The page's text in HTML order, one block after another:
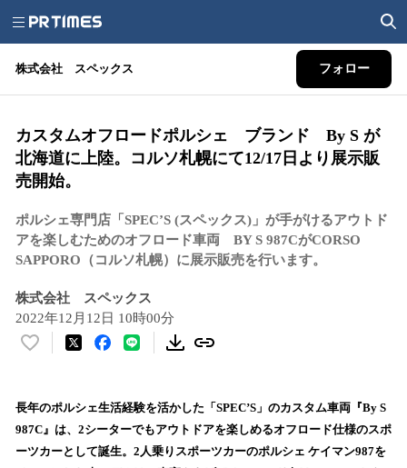
株式会社 スペックス フォロー
カスタムオフロードポルシェ ブランド By S が
北海道に上陸。コルソ札幌にて12/17日より展示販
売開始。
ポルシェ専門店「SPEC’S (スペックス)」が手がけるアウトド
アを楽しむためのオフロード車両 BY S 987CがCORSO
SAPPORO（コルソ札幌）に展示販売を行います。
株式会社 スペックス
2022年12月12日 10時00分
い
！
数
を
長年のポルシェ生活経験を活かした「SPEC’S」のカスタム車両『By S
987C』は、2シーターでもアウトドアを楽しめるオフロード仕様のスポ
ーツカーとして誕生。2人乗りスポーツカーのポルシェ ケイマン987を